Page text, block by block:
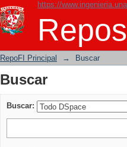
https://
Buscar
RepoFI Principal → Buscar
Buscar
Buscar: